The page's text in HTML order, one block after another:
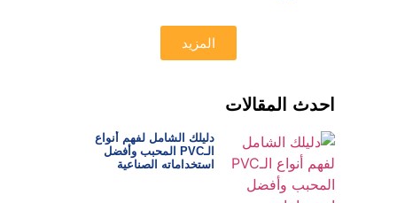
المزيد
احدث المقالات
دليلك الشامل لفهم أنواع
الـPVC المحبب وأفضل
استخداماته الصناعية